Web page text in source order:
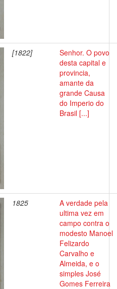
[1822]
Senhor. O povo
desta capital e
provincia,
amante da
grande Causa
do Imperio do
Brasil [...]
1825
A verdade pela
ultima vez em
campo contra o
modesto Manoel
Felizardo
Carvalho e
Almeida, e o
simples José
Gomes Ferreira